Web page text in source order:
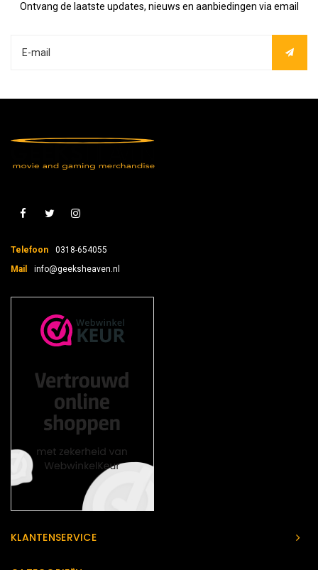
Ontvang de laatste updates, nieuws en aanbiedingen via email
Telefoon
0318-654055
Mail
info@geeksheaven.nl
KLANTENSERVICE